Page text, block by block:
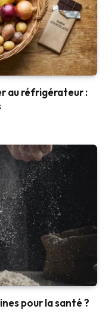
au réfrigérateur :
pour la santé ?